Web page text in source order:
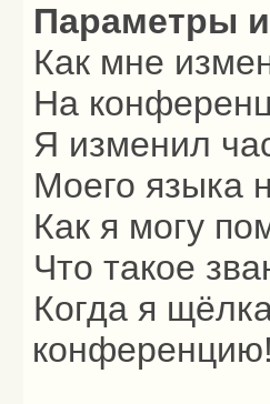
Параметры
Как мне
На
Я изменил
Моего языка
Как я могу
Что такое
Когда я
конференцию!